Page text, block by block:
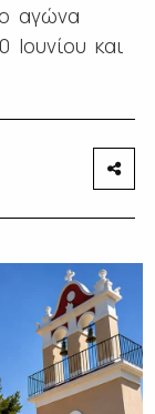
αγώνα
και